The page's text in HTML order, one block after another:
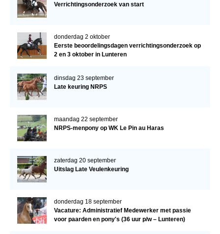
Verrichtingsonderzoek van start
donderdag 2 oktober
Eerste beoordelingsdagen verrichtingsonderzoek op
2 en 3 oktober in Lunteren
dinsdag 23 september
Late keuring NRPS
maandag 22 september
NRPS-menpony op WK Le Pin au Haras
zaterdag 20 september
Uitslag Late Veulenkeuring
donderdag 18 september
Vacature: Administratief Medewerker met passie
voor paarden en pony's (36 uur p/w – Lunteren)